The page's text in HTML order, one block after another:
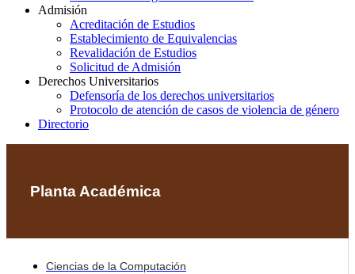
Admisión
Acreditación de Estudios
Establecimiento de Equivalencias
Revalidación de Estudios
Solicitud de Admisión
Derechos Universitarios
Defensoría de los derechos universitarios
Protocolo de atención de casos de violencia de género
Directorio
Planta Académica
Ciencias de la Computación